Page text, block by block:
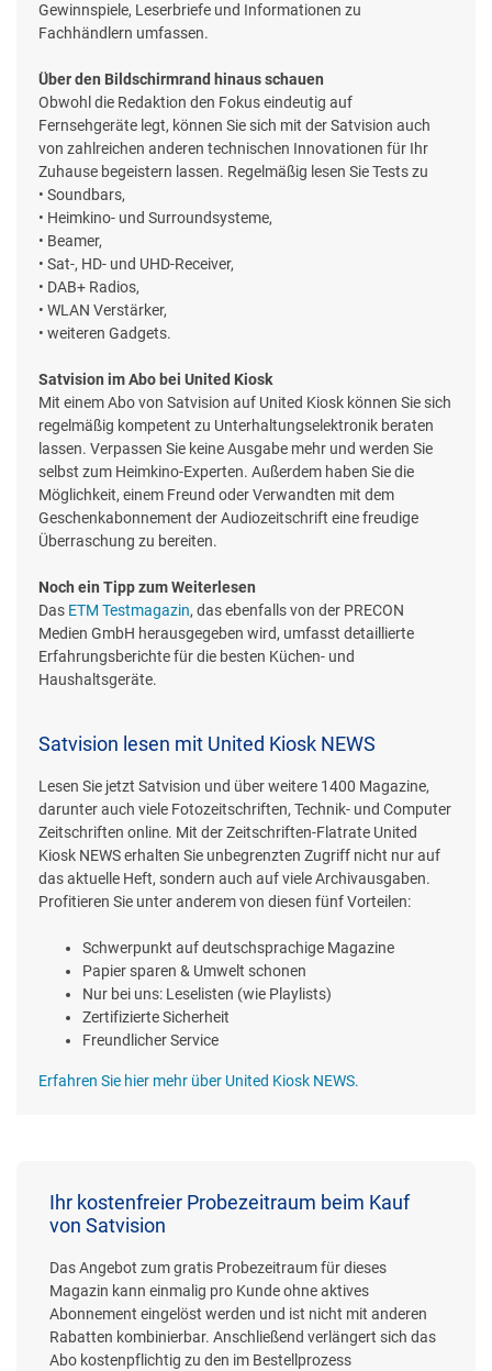
Gewinnspiele, Leserbriefe und Informationen zu
Fachhändlern umfassen.
Über den Bildschirmrand hinaus schauen
Obwohl die Redaktion den Fokus eindeutig auf
Fernsehgeräte legt, können Sie sich mit der Satvision auch
von zahlreichen anderen technischen Innovationen für Ihr
Zuhause begeistern lassen. Regelmäßig lesen Sie Tests zu
• Soundbars,
• Heimkino- und Surroundsysteme,
• Beamer,
• Sat-, HD- und UHD-Receiver,
• DAB+ Radios,
• WLAN Verstärker,
• weiteren Gadgets.
Satvision im Abo bei United Kiosk
Mit einem Abo von Satvision auf United Kiosk können Sie sich
regelmäßig kompetent zu Unterhaltungselektronik beraten
lassen. Verpassen Sie keine Ausgabe mehr und werden Sie
selbst zum Heimkino-Experten. Außerdem haben Sie die
Möglichkeit, einem Freund oder Verwandten mit dem
Geschenkabonnement der Audiozeitschrift eine freudige
Überraschung zu bereiten.
Noch ein Tipp zum Weiterlesen
Das ETM Testmagazin, das ebenfalls von der PRECON
Medien GmbH herausgegeben wird, umfasst detaillierte
Erfahrungsberichte für die besten Küchen- und
Haushaltsgeräte.
Satvision lesen mit United Kiosk NEWS
Lesen Sie jetzt Satvision und über weitere 1400 Magazine,
darunter auch viele Fotozeitschriften, Technik- und Computer
Zeitschriften online. Mit der Zeitschriften-Flatrate United
Kiosk NEWS erhalten Sie unbegrenzten Zugriff nicht nur auf
das aktuelle Heft, sondern auch auf viele Archivausgaben.
Profitieren Sie unter anderem von diesen fünf Vorteilen:
Schwerpunkt auf deutschsprachige Magazine
Papier sparen & Umwelt schonen
Nur bei uns: Leselisten (wie Playlists)
Zertifizierte Sicherheit
Freundlicher Service
Erfahren Sie hier mehr über United Kiosk NEWS.
Ihr kostenfreier Probezeitraum beim Kauf
von Satvision
Das Angebot zum gratis Probezeitraum für dieses
Magazin kann einmalig pro Kunde ohne aktives
Abonnement eingelöst werden und ist nicht mit anderen
Rabatten kombinierbar. Anschließend verlängert sich das
Abo kostenpflichtig zu den im Bestellprozess